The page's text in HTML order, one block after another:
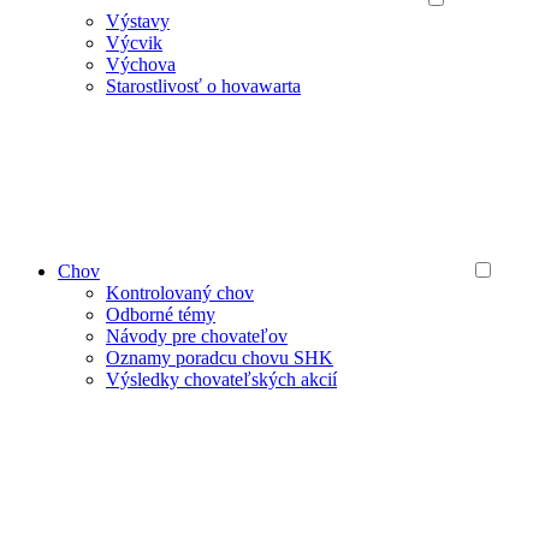
Výstavy
Výcvik
Výchova
Starostlivosť o hovawarta
Chov
Kontrolovaný chov
Odborné témy
Návody pre chovateľov
Oznamy poradcu chovu SHK
Výsledky chovateľských akcií